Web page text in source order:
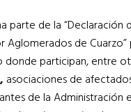
parte de la “Declaración
Aglomerados de
donde participan, entre
, asociaciones de
de la Administración e